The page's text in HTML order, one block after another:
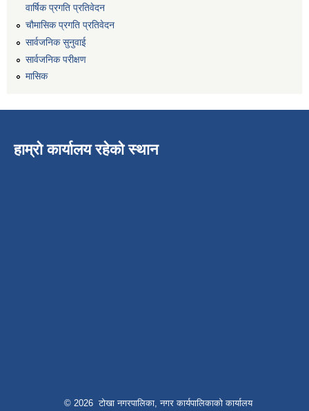
वार्षिक प्रगति प्रतिवेदन
चौमासिक प्रगति प्रतिवेदन
सार्वजनिक सुनुवाई
सार्वजनिक परीक्षण
मासिक
हाम्रो कार्यालय रहेको स्थान
© 2026 टोखा नगरपालिका, नगर कार्यपालिकाको कार्यालय